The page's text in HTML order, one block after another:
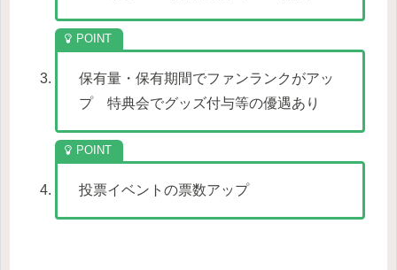
保有量・保有期間でファンランクがアッ
プ 特典会でグッズ付与等の優遇あり
投票イベントの票数アップ